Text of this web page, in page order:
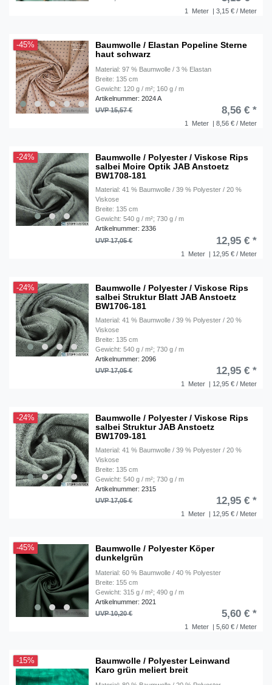
1 Meter | 3,15 € / Meter
-45%
Baumwolle / Elastan Popeline Sterne
haut schwarz
Material: 97 % Baumwolle / 3 % Elastan
Breite: 135 cm
Gewicht: 120 g / m²; 160 g / m
Artikelnummer: 2024 A
1 Meter | 8,56 € / Meter
UVP 15,57 € 8,56 € *
-24%
Baumwolle / Polyester / Viskose Rips
salbei Moire Optik JAB Anstoetz
BW1708-181
Material: 41 % Baumwolle / 39 % Polyester / 20 %
Viskose
Breite: 135 cm
Gewicht: 540 g / m²; 730 g / m
Artikelnummer: 2336
1 Meter | 12,95 € / Meter
UVP 17,05 € 12,95 € *
-24%
Baumwolle / Polyester / Viskose Rips
salbei Struktur Blatt JAB Anstoetz
BW1706-181
Material: 41 % Baumwolle / 39 % Polyester / 20 %
Viskose
Breite: 135 cm
Gewicht: 540 g / m²; 730 g / m
Artikelnummer: 2096
1 Meter | 12,95 € / Meter
UVP 17,05 € 12,95 € *
-24%
Baumwolle / Polyester / Viskose Rips
salbei Struktur JAB Anstoetz
BW1709-181
Material: 41 % Baumwolle / 39 % Polyester / 20 %
Viskose
Breite: 135 cm
Gewicht: 540 g / m²; 730 g / m
Artikelnummer: 2315
1 Meter | 12,95 € / Meter
UVP 17,05 € 12,95 € *
-45%
Baumwolle / Polyester Köper
dunkelgrün
Material: 60 % Baumwolle / 40 % Polyester
Breite: 155 cm
Gewicht: 315 g / m²; 490 g / m
Artikelnummer: 2021
1 Meter | 5,60 € / Meter
UVP 10,20 € 5,60 € *
-15%
Baumwolle / Polyester Leinwand
Karo grün meliert breit